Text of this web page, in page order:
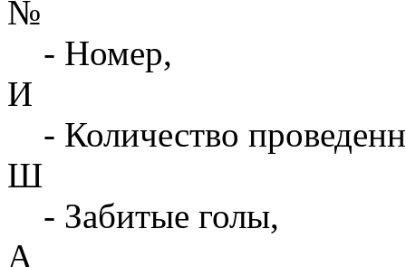
№
- Номер,
И
- Количество
Ш
- Забитые голы,
А